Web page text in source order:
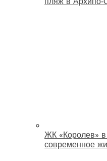
ЖК «Королев»
современное